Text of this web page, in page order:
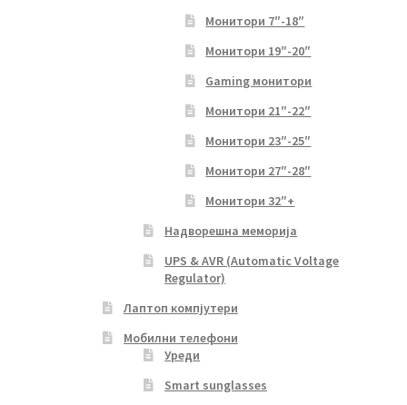
Монитори 7″-18″
Монитори 19″-20″
Gaming монитори
Монитори 21″-22″
Монитори 23″-25″
Монитори 27″-28″
Монитори 32″+
Надворешна меморија
UPS & AVR (Automatic Voltage
Regulator)
Лаптоп компјутери
Мобилни телефони
Уреди
Smart sunglasses